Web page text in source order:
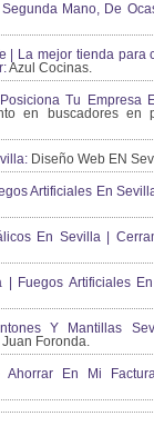
Mano, De
| La mejor tienda para
Azul Cocinas.
Tu Empresa
en buscadores en
Diseño Web EN
Artificiales En
En Sevilla |
Fuegos Artificiales
Y Mantillas
Foronda.
Ahorrar En Mi